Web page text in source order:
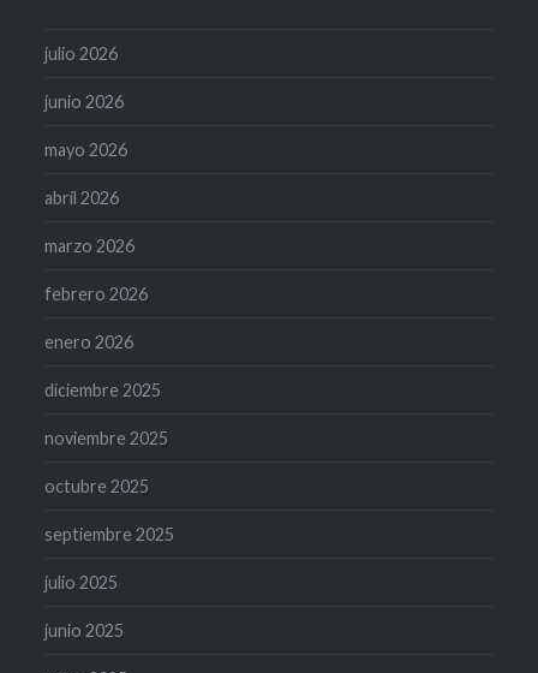
julio 2026
junio 2026
mayo 2026
abril 2026
marzo 2026
febrero 2026
enero 2026
diciembre 2025
noviembre 2025
octubre 2025
septiembre 2025
julio 2025
junio 2025